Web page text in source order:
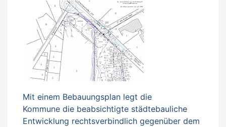
Mit einem Bebauungsplan legt die
Kommune die beabsichtigte städtebauliche
Entwicklung rechtsverbindlich gegenüber dem